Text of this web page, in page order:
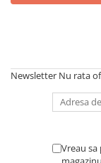
Newsletter Nu rata
Vreau